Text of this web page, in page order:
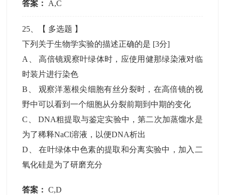
答案： A,C
25 、【 多选题 】
下列关于生物学实验的描述正确的是 [3分]
A
、高倍镜观察叶绿体时，应使用健那绿染液对临
时装片进行染色
B
观察洋葱根尖细胞有丝分裂时，在高倍镜的视
野中可以看到一个细胞从分裂前期到中期的变化
C 、DNA粗提取与鉴定实验中，第二次加蒸馏水是
为了稀释NaCl溶液，以便DNA析出
D 、在叶绿体中色素的提取和分离实验中，加入二
氧化硅是为了研磨充分
答案： C,D